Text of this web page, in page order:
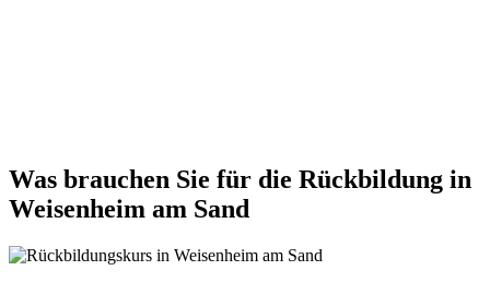
Was brauchen Sie für die Rückbildung in
Weisenheim am Sand